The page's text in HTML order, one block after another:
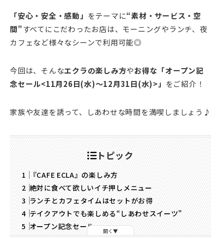
「安心・安全・感動」 をテーマに“素材・サービス・空
間”すべてにこだわったお店は、モーニングやランチ、夜
カフェなど様々なシーンで利用可能◎
今回は、そんなエクラの楽しみ方やお得な「オープン記
念セール<11月26日(水)～12月31日(水)>」 をご紹介！
家族や友達を誘って、しあわせな時間を満喫しましょう♪
トピック
『CAFE ECLA』の楽しみ方
絶対に食べて欲しいイチ押しメニュー
ランチとカフェタイムはセットがお得
テイクアウトでも楽しめる“しあわせスイーツ”
オープン記念セール
開く